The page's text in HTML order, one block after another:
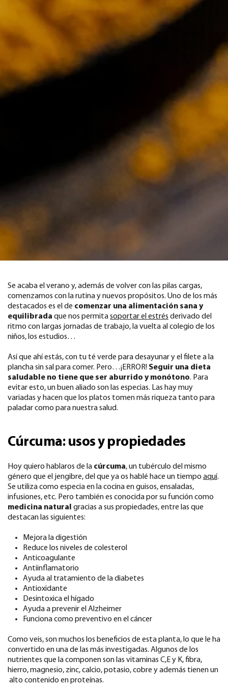
Se acaba el verano y, además de volver con las pilas cargas,
comenzamos con la rutina y nuevos propósitos. Uno de los más
destacados es el de comenzar una alimentación sana y
equilibrada que nos permitasoportar el estrés derivado del
ritmo con largas jornadas de trabajo, la vuelta al colegio de los
niños, los estudios…
Así que ahí estás, con tu té verde para desayunar y el filete a la
plancha sin sal para comer. Pero…¡ERROR! Seguir una dieta
saludable no tiene que ser aburrido y monótono. Para
evitar esto, un buen aliado son las especias. Las hay muy
variadas y hacen que los platos tomen más riqueza tanto para
paladar como para nuestra salud.
Cúrcuma: usos y propiedades
Hoy quiero hablaros de la cúrcuma, un tubérculo del mismo
género que el jengibre, del que ya os hablé hace un tiempo aquí.
Se utiliza como especia en la cocina en guisos, ensaladas,
infusiones, etc. Pero también es conocida por su función como
medicina natural gracias a sus propiedades, entre las que
destacan las siguientes:
Mejora la digestión
Reduce los niveles de colesterol
Anticoagulante
Antiinflamatorio
Ayuda al tratamiento de la diabetes
Antioxidante
Desintoxica el hígado
Ayuda a prevenir el Alzheimer
Funciona como preventivo en el cáncer
Como veis, son muchos los beneficios de esta planta, lo que le ha
convertido en una de las más investigadas. Algunos de los
nutrientes que la componen son las vitaminas C,E y K, fibra,
hierro, magnesio, zinc, calcio, potasio, cobre y además tienen un
alto contenido en proteínas.